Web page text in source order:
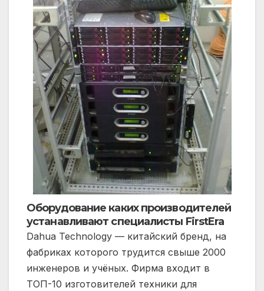
Оборудование каких производителей
устанавливают специалисты FirstEra
Dahua Technology — китайский бренд, на
фабриках которого трудится свыше 2000
инженеров и учёных. Фирма входит в
ТОП-10 изготовителей техники для